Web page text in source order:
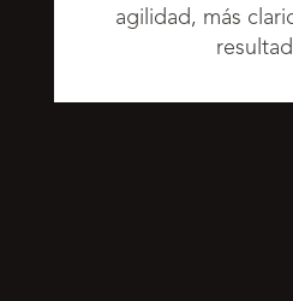
agilidad, más